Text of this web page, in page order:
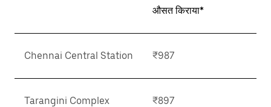
औसत किराया*
Chennai Central Station ₹987
Tarangini Complex ₹897